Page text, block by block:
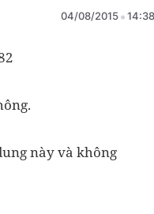
04/08/2015 14:38
này và không